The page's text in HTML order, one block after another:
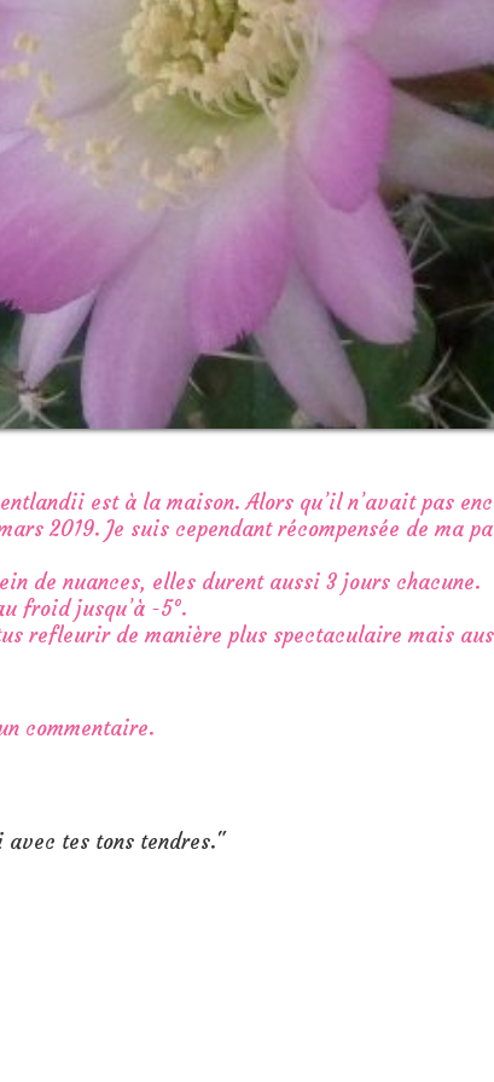
est à la maison. Alors qu’il n’avait pas
2019. Je suis cependant récompensée de ma
de nuances, elles durent aussi 3 jours chacune.
froid jusqu’à -5°.
refleurir de manière plus spectaculaire mais
commentaire.
tes tons tendres."